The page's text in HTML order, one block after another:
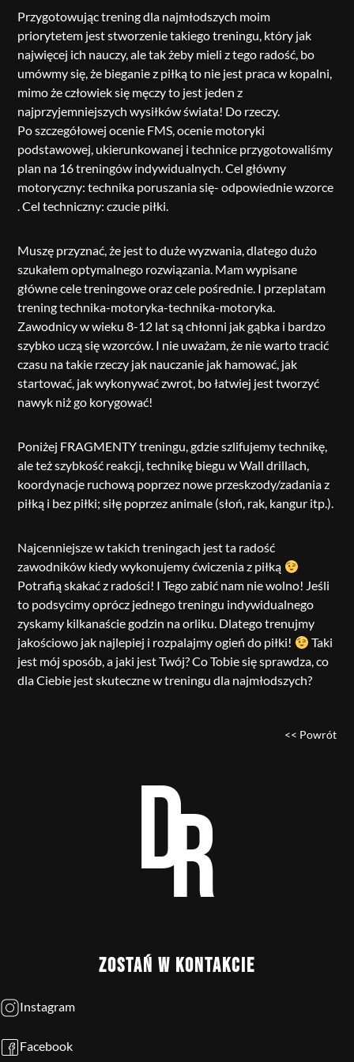
Przygotowując trening dla najmłodszych moim
priorytetem jest stworzenie takiego treningu, który jak
najwięcej ich nauczy, ale tak żeby mieli z tego radość, bo
umówmy się, że bieganie z piłką to nie jest praca w kopalni,
mimo że człowiek się męczy to jest jeden z
najprzyjemniejszych wysiłków świata! Do rzeczy.
Po szczegółowej ocenie FMS, ocenie motoryki
podstawowej, ukierunkowanej i technice przygotowaliśmy
plan na 16 treningów indywidualnych. Cel główny
motoryczny: technika poruszania się- odpowiednie wzorce
. Cel techniczny: czucie piłki.
Muszę przyznać, że jest to duże wyzwania, dlatego dużo
szukałem optymalnego rozwiązania. Mam wypisane
główne cele treningowe oraz cele pośrednie. I przeplatam
trening technika-motoryka-technika-motoryka.
Zawodnicy w wieku 8-12 lat są chłonni jak gąbka i bardzo
szybko uczą się wzorców. I nie uważam, że nie warto tracić
czasu na takie rzeczy jak nauczanie jak hamować, jak
startować, jak wykonywać zwrot, bo łatwiej jest tworzyć
nawyk niż go korygować!
Poniżej FRAGMENTY treningu, gdzie szlifujemy technikę,
ale też szybkość reakcji, technikę biegu w Wall drillach,
koordynacje ruchową poprzez nowe przeskzody/zadania z
piłką i bez piłki; siłę poprzez animale (słoń, rak, kangur itp.).
Najcenniejsze w takich treningach jest ta radość
zawodników kiedy wykonujemy ćwiczenia z piłką
Potrafią skakać z radości! I Tego zabić nam nie wolno! Jeśli
to podsycimy oprócz jednego treningu indywidualnego
zyskamy kilkanaście godzin na orliku. Dlatego trenujmy
jakościowo jak najlepiej i rozpalajmy ogień do piłki!
Taki
jest mój sposób, a jaki jest Twój? Co Tobie się sprawdza, co
dla Ciebie jest skuteczne w treningu dla najmłodszych?
<< Powrót
ZOSTAŃ W KONTAKCIE
Instagram
Facebook